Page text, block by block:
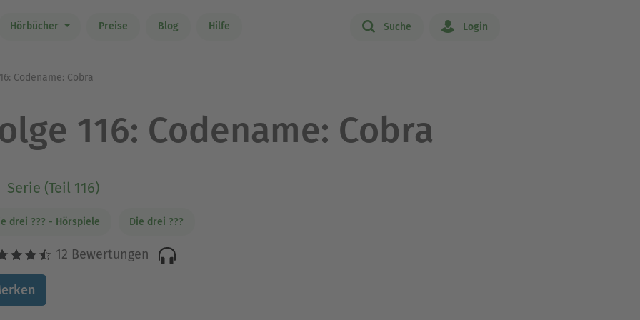
Hörbücher Preise Blog Hilfe Suche Login
Codename: Cobra
116: Codename: Cobra
Serie (Teil 116)
drei ??? - Hörspiele Die drei ???
12 Bewertungen